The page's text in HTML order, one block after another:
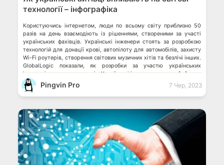
технології – інфографіка
Користуючись інтернетом, люди по всьому світу приблизно 50
разів на день взаємодіють із рішеннями, створеними за участі
українських фахівців. Українські інженери стоять за розробкою
технологій для донації крові, автопілоту для автомобілів, захисту
Wi-Fi роутерів, створення світових музичних хітів та безлічі інших.
GlobalLogic показали, як розробки за участю українських
інженерів впливають на світ. Українські інженери назвали […]
Pingvin Pro 7 Чер, 2023